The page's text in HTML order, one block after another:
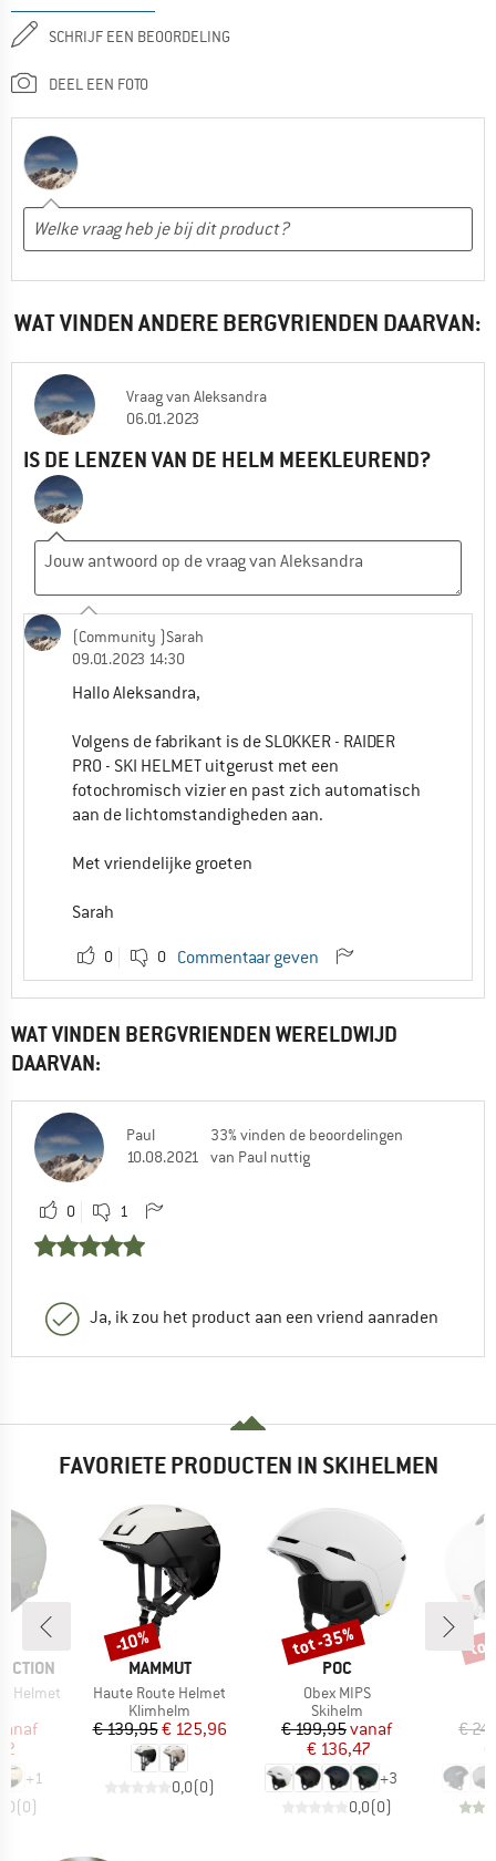
SCHRIJF EEN BEOORDELING
DEEL EEN FOTO
WAT VINDEN ANDERE BERGVRIENDEN DAARVAN:
Vraagvan Aleksandra
06.01.2023
IS DE LENZEN VAN DE HELM MEEKLEUREND?
(Community )Sarah
09.01.2023 14:30
Hallo Aleksandra,
Volgens de fabrikant is de SLOKKER - RAIDER
PRO - SKI HELMET uitgerust met een
fotochromisch vizier en past zich automatisch
aan de lichtomstandigheden aan.
Met vriendelijke groeten
Sarah
0 0 Commentaar geven
WAT VINDEN BERGVRIENDEN WERELDWIJD
DAARVAN:
Paul
10.08.2021
33% vinden de beoordelingen
van Paul nuttig
0 1
Ja, ik zou het product aan een vriend aanraden
FAVORIETE PRODUCTEN IN SKIHELMEN
Helmet
prijs
+1
(0)
MERK
MAMMUT
Artikel
Haute Route Helmet
Productgroep
Klimhelm
Prijs
€ 139,95Verlaagde prijs
€ 125,96
0,0(0)
Korting
-10%
MERK
POC
Artikel
Obex MIPS
Productgroep
Skihelm
Prijs
€ 199,95Verlaagde prijs
vanaf
€ 136,47
+3
0,0(0)
Korting
tot -35%
€
tot